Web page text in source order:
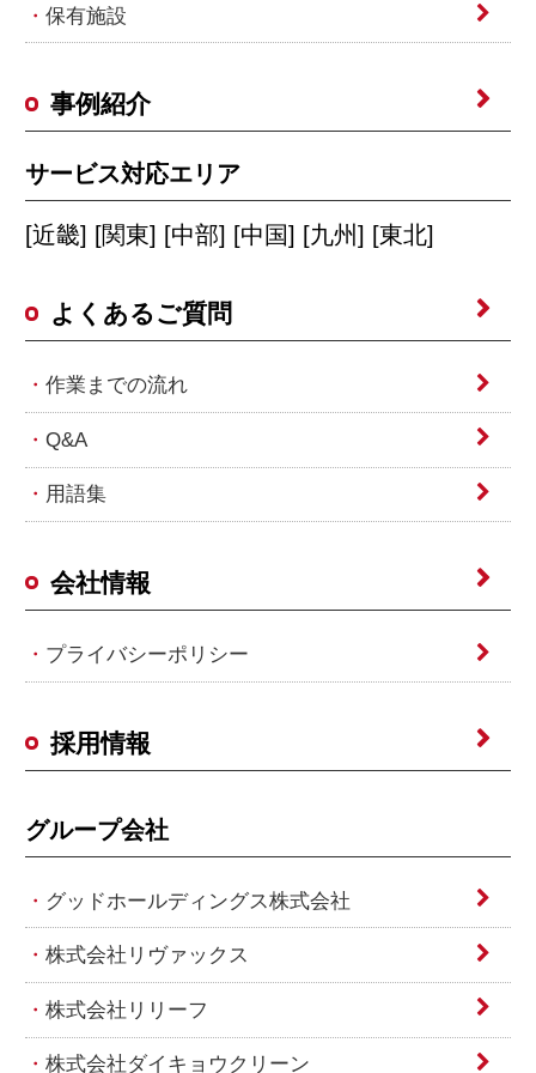
保有施設
事例紹介
サービス対応エリア
[近畿] [関東] [中部] [中国] [九州] [東北]
よくあるご質問
作業までの流れ
Q&A
用語集
会社情報
プライバシーポリシー
採用情報
グループ会社
グッドホールディングス株式会社
株式会社リヴァックス
株式会社リリーフ
株式会社ダイキョウクリーン